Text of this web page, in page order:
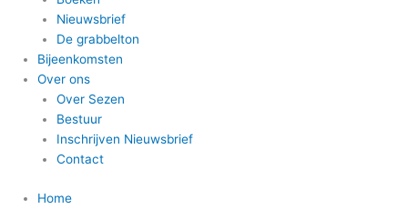
Nieuwsbrief
De grabbelton
Bijeenkomsten
Over ons
Over Sezen
Bestuur
Inschrijven Nieuwsbrief
Contact
Home